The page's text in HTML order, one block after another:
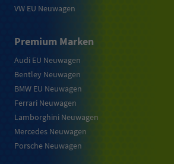
VW EU Neuwagen
Premium Marken
Audi EU Neuwagen
Bentley Neuwagen
BMW EU Neuwagen
Ferrari Neuwagen
Lamborghini Neuwagen
Mercedes Neuwagen
Porsche Neuwagen